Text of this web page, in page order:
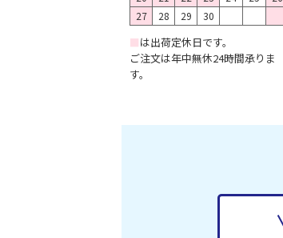
27
28 29 30
■は出荷定休日です。
ご注文は年中無休24時間承りま
す。